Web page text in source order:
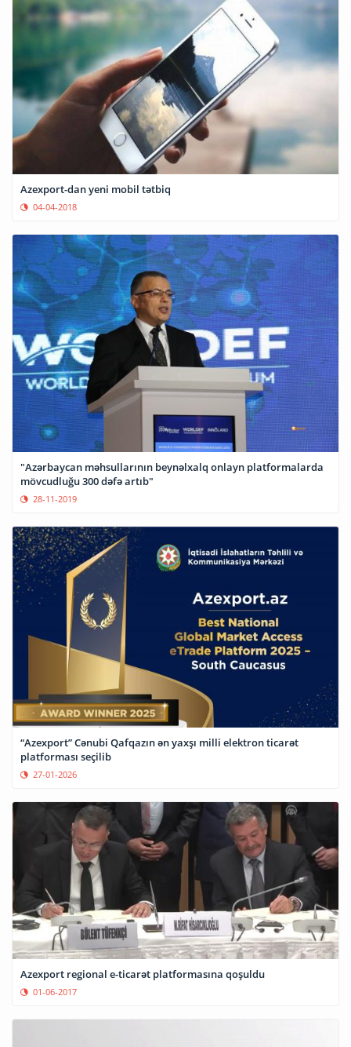
Azexport-dan yeni mobil tətbiq
04-04-2018
"Azərbaycan məhsullarının beynəlxalq onlayn platformalarda
mövcudluğu 300 dəfə artıb"
28-11-2019
“Azexport” Cənubi Qafqazın ən yaxşı milli elektron ticarət
platforması seçilib
27-01-2026
Azexport regional e-ticarət platformasına qoşuldu
01-06-2017